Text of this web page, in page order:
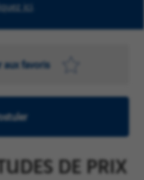
ici
aux favoris
DE PRIX